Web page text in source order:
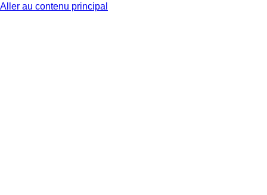
Aller au contenu principal